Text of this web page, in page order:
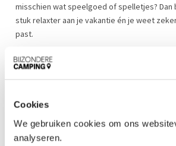
Cookies
We gebruiken cookies om ons
analyseren.
misschien wat speelgoed of spelletjes? Dan
stuk relaxter aan je vakantie én je weet
past.
safaritent tot boomhut
Een romantische pipowagen, een toffe tipi,